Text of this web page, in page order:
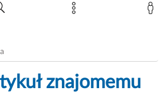
znajomemu